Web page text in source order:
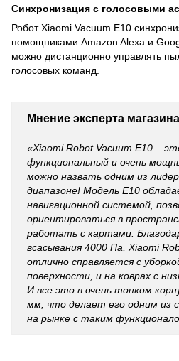
Синхронизация с голосовыми
Робот Xiaomi Vacuum E10
помощниками Amazon Alexa и
можно дистанционно управлять
голосовых команд.
Мнение эксперта
«Xiaomi Robot Vacuum E10 –
функциональный и очень
можно назвать одним из
диапазоне! Модель E10
навигационной системой,
ориентироваться в
работать с картами.
всасывания 4000 Па, Xiaomi
отлично справляется с
поверхности, и на коврах с
И все это в очень тонком
мм, что делает его одним из
на рынке с таким